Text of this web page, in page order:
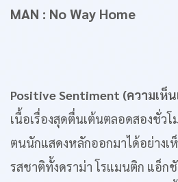
MAN : No Way Home
Positive Sentiment (ความเห็น
เนื้อเรื่องสุดตื่นเต้นตลอดสองชั่วโ
ตนนักแสดงหลักออกมาได้อย่างเ
รสชาติทั้งดราม่า โรแมนติก แอ็ก